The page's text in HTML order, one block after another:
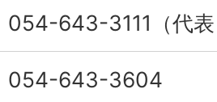
054-643-3111（代
054-643-3604